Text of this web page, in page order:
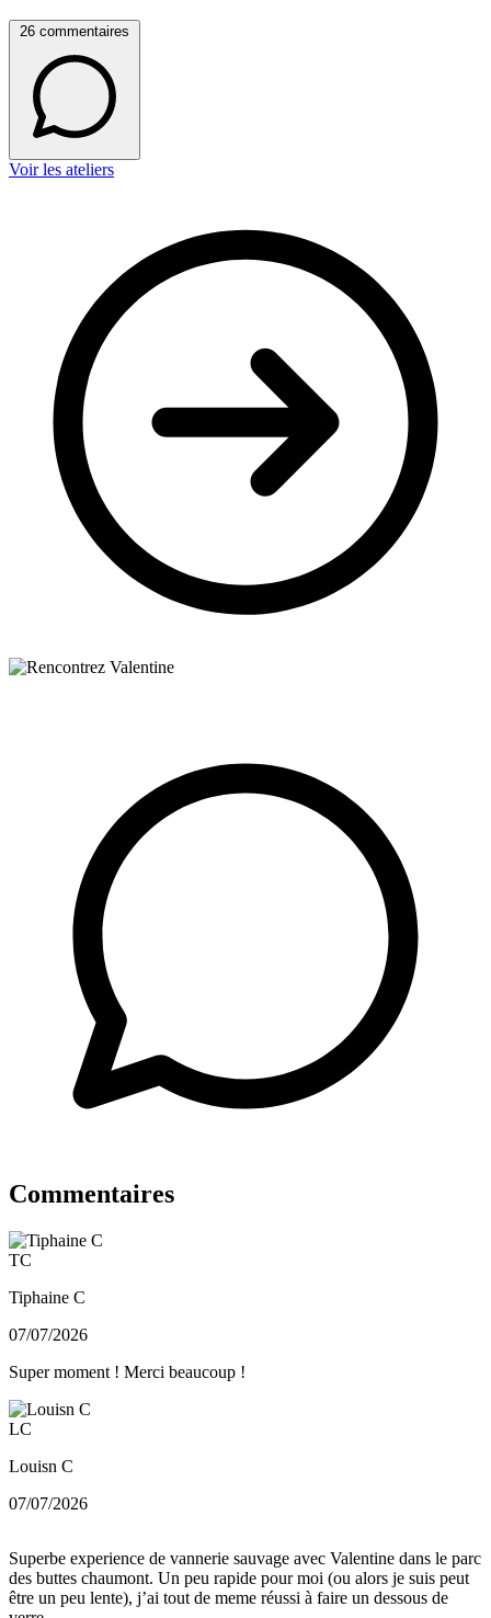
26 commentaires
Voir les ateliers
Commentaires
TC
Tiphaine C
07/07/2026
Super moment ! Merci beaucoup !
LC
Louisn C
07/07/2026
Superbe experience de vannerie sauvage avec Valentine dans le parc
des buttes chaumont. Un peu rapide pour moi (ou alors je suis peut
être un peu lente), j’ai tout de meme réussi à faire un dessous de